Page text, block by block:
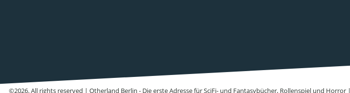
©2026. All rights reserved | Otherland Berlin - Die erste Adresse für SciFi- und Fantasybücher, Rollenspiel und Horror |